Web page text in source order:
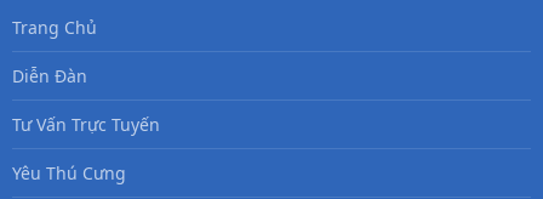
Trang Chủ
Diễn Đàn
Tư Vấn Trực Tuyến
Yêu Thú Cưng